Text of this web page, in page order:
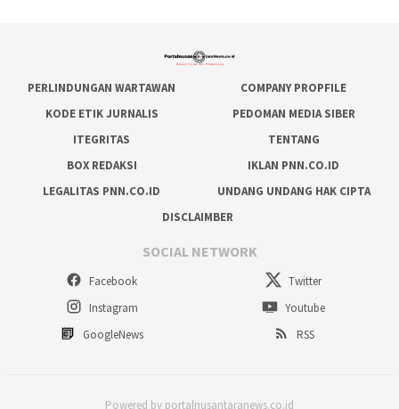
PERLINDUNGAN WARTAWAN
COMPANY PROPFILE
KODE ETIK JURNALIS
PEDOMAN MEDIA SIBER
ITEGRITAS
TENTANG
BOX REDAKSI
IKLAN PNN.CO.ID
LEGALITAS PNN.CO.ID
UNDANG UNDANG HAK CIPTA
DISCLAIMBER
SOCIAL NETWORK
Facebook
Twitter
Instagram
Youtube
GoogleNews
RSS
Powered by portalnusantaranews.co.id